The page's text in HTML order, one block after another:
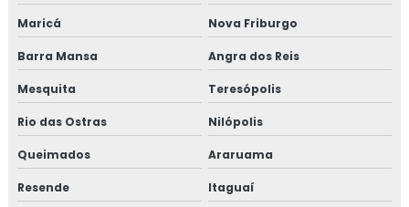
Isolamento câmara fria
Isolamento de caldeira
Isolamento de descargas
Isolamento de dutos de ar condicionado
Maricá Nova Friburgo
Barra Mansa Angra dos Reis
Mesquita Teresópolis
Rio das Ostras Nilópolis
Queimados Araruama
Resende Itaguaí